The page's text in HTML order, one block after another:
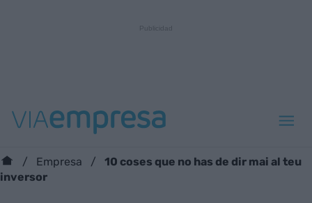
Empresa
10 coses que no has de dir mai al teu
inversor